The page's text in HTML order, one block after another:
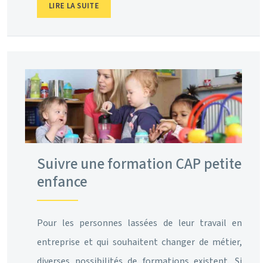
LIRE LA SUITE
Suivre une formation CAP petite
enfance
Pour les personnes lassées de leur travail en
entreprise et qui souhaitent changer de métier,